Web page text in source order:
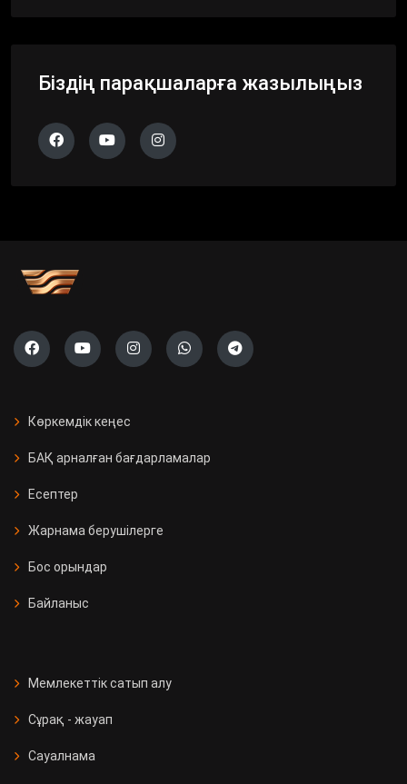
Біздің парақшаларға жазылыңыз
Көркемдік кеңес
БАҚ арналған бағдарламалар
Есептер
Жарнама берушілерге
Бос орындар
Байланыс
Мемлекеттік сатып алу
Сұрақ - жауап
Сауалнама